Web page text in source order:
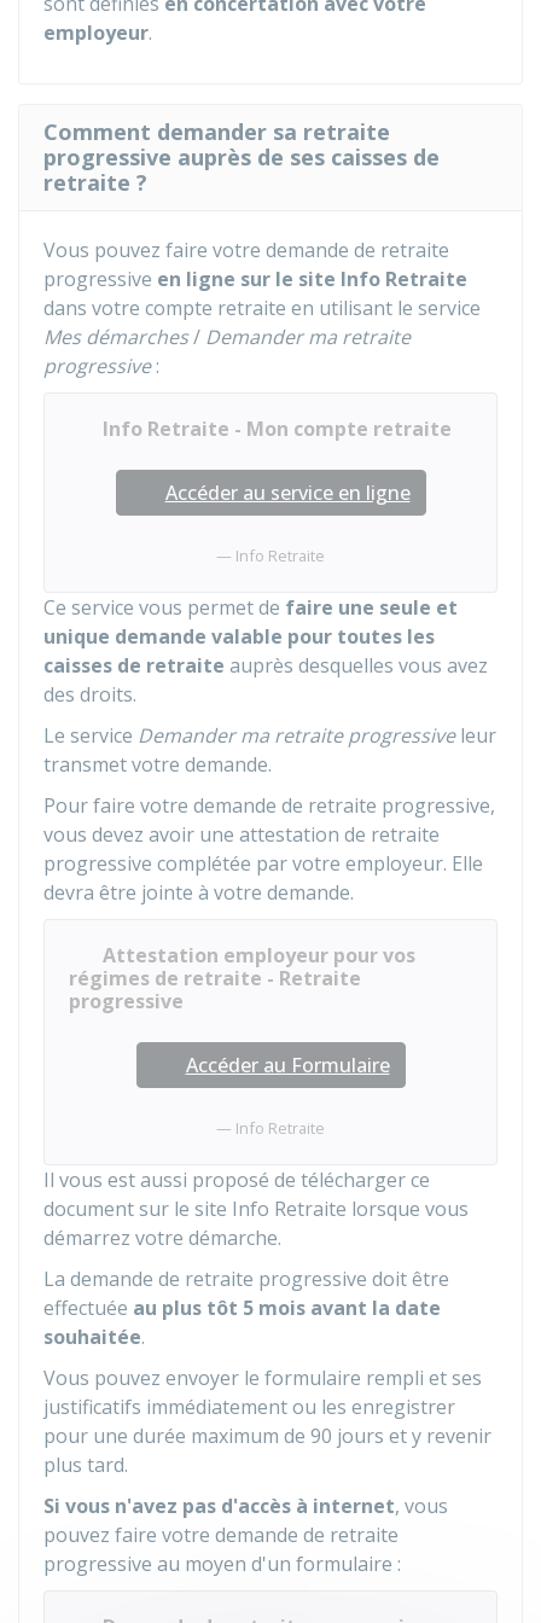
employeur.
Comment demander sa retraite
progressive auprès de ses caisses de
retraite ?
Vous pouvez faire votre demande de retraite
progressive en ligne sur le site Info Retraite
dans votre compte retraite en utilisant le service
Mes démarches/ Demander ma retraite
progressive:
Info Retraite - Mon compte retraite
Accéder au service en ligne
Info Retraite
Ce service vous permet de faire une seule et
unique demande valable pour toutes les
caisses de retraite auprès desquelles vous avez
des droits.
Le service Demander ma retraite progressiveleur
transmet votre demande.
Pour faire votre demande de retraite progressive,
vous devez avoir une attestation de retraite
progressive complétée par votre employeur. Elle
devra être jointe à votre demande.
Attestation employeur pour vos
régimes de retraite - Retraite
progressive
Accéder au Formulaire
Info Retraite
Il vous est aussi proposé de télécharger ce
document sur le site Info Retraite lorsque vous
démarrez votre démarche.
La demande de retraite progressive doit être
effectuée au plus tôt 5 mois avant la date
souhaitée.
Vous pouvez envoyer le formulaire rempli et ses
justificatifs immédiatement ou les enregistrer
pour une durée maximum de 90 jours et y revenir
plus tard.
Si vous n'avez pas d'accès à internet, vous
pouvez faire votre demande de retraite
progressive au moyen d'un formulaire :